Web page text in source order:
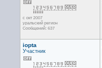
с окт 2007
уральский регион
Сообщений: 637
iopta
Участник